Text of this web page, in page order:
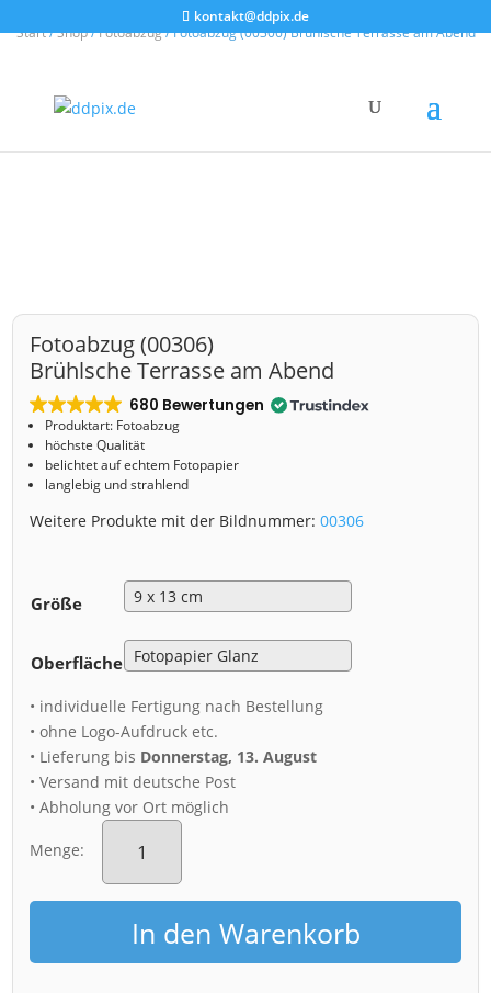
kontakt@ddpix.de
Start/Shop/Fotoabzug/ Fotoabzug (00306) Brühlsche Terrasse am Abend
Fotoabzug (00306)
Brühlsche Terrasse am Abend
680 Bewertungen
Produktart: Fotoabzug
höchste Qualität
belichtet auf echtem Fotopapier
langlebig und strahlend
Weitere Produkte mit der Bildnummer:00306
Größe
Oberfläche
• individuelle Fertigung nach Bestellung
• ohne Logo-Aufdruck etc.
• Lieferung bis Donnerstag, 13. August
• Versand mit deutsche Post
• Abholung vor Ort möglich
Menge:
Fotoabzug
(00306)
Terrasse
am
Abend
MengeIn den Warenkorb